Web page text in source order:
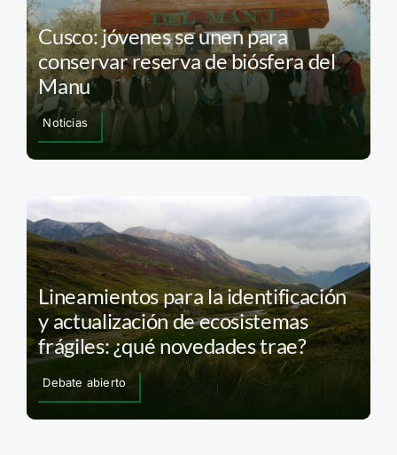
Cusco: jóvenes se unen para
conservar reserva de biósfera del
Manu
Noticias
Lineamientos para la identificación
y actualización de ecosistemas
frágiles: ¿qué novedades trae?
Debate abierto